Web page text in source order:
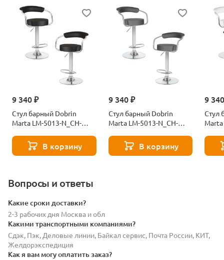
9 340 ₽
Стул барный Dobrin
Marta LM-5013-N_CH-
В корзину
9 340 ₽
Стул барный Dobrin
Marta LM-5013-N_CH-
В корзину
9
Стул
Вопросы и ответы
Какие сроки доставки?
2-3 рабочих дня Москва и обл
Какими транспортными компаниями?
Сдэк, Пэк, Деловые линии, Байкал сервис, Почта России, КИТ,
Желдорэкспедиция
Как я вам могу оплатить заказ?